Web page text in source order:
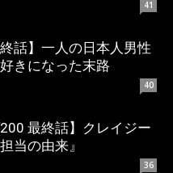
41
話】一人の日本人男性
きになった末路
40
200 最終話】クレイジー
当の由来』
36